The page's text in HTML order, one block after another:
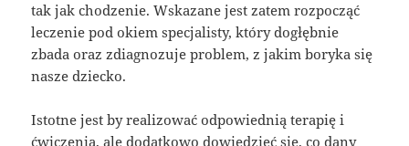
tak jak chodzenie. Wskazane jest zatem rozpocząć
leczenie pod okiem specjalisty, który dogłębnie
zbada oraz zdiagnozuje problem, z jakim boryka się
nasze dziecko.
Istotne jest by realizować odpowiednią terapię i
ćwiczenia, ale dodatkowo dowiedzieć się, co dany